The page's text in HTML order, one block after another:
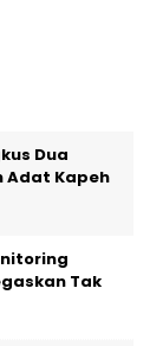
Dua
Adat Kapeh
Tak